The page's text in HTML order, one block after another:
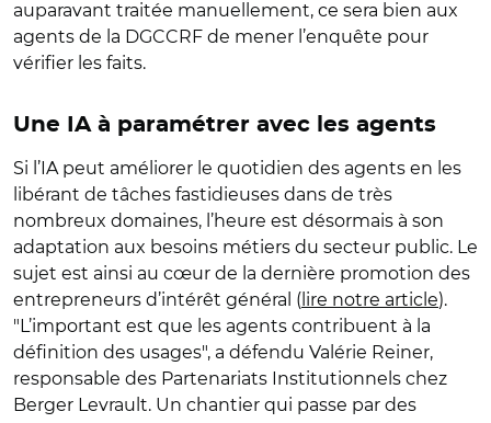
auparavant traitée manuellement, ce sera bien aux
agents de la DGCCRF de mener l’enquête pour
vérifier les faits.
Une IA à paramétrer avec les agents
Si l’IA peut améliorer le quotidien des agents en les
libérant de tâches fastidieuses dans de très
nombreux domaines, l’heure est désormais à son
adaptation aux besoins métiers du secteur public. Le
sujet est ainsi au cœur de la dernière promotion des
entrepreneurs d’intérêt général ( lire notre article).
"L’important est que les agents contribuent à la
définition des usages", a défendu Valérie Reiner,
responsable des Partenariats Institutionnels chez
Berger Levrault. Un chantier qui passe par des